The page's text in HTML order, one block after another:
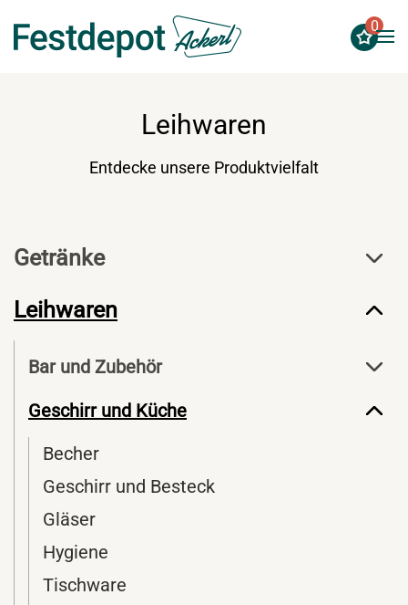
Zum Hauptinhalt springen
0
Leihwaren
Entdecke unsere Produktvielfalt
Getränke
Leihwaren
Bar und Zubehör
Geschirr und Küche
Becher
Geschirr und Besteck
Gläser
Hygiene
Tischware